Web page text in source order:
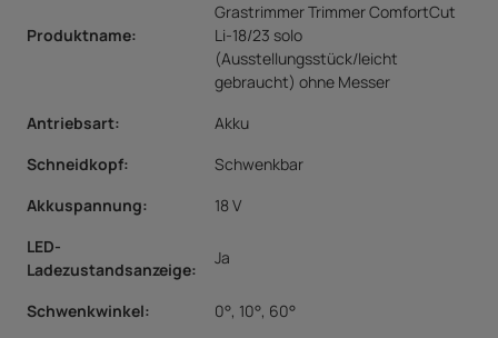
Produktname:
Grastrimmer Trimmer ComfortCut
Li-18/23 solo
(Ausstellungsstück/leicht
gebraucht) ohne Messer
Antriebsart:
Akku
Schneidkopf:
Schwenkbar
Akkuspannung:
18 V
LED-
Ladezustandsanzeige:
Ja
Schwenkwinkel:
0°, 10°, 60°